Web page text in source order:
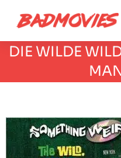
DIE WILDE